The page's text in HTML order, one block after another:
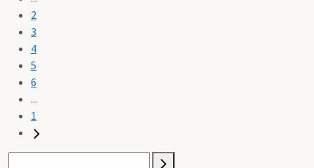
2
3
4
5
6
...
1